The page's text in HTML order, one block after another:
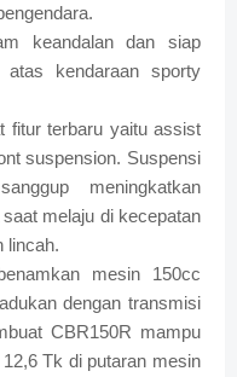
keandalan dan siap
atas kendaraan sporty
fitur terbaru yaitu assist
suspension. Suspensi
meningkatkan
melaju di kecepatan
lincah.
mesin 150cc
dengan transmisi
CBR150R mampu
Tk di putaran mesin